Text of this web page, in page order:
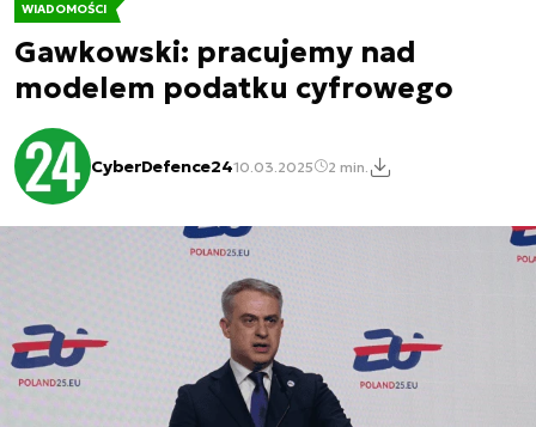
WIADOMOŚCI
Gawkowski: pracujemy nad
modelem podatku cyfrowego
CyberDefence2410.03.2025 2 min.